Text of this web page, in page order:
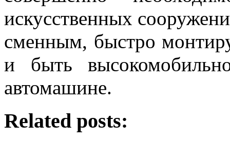
искусственных
сменным, быстро
и быть
автомашине.
Related posts: